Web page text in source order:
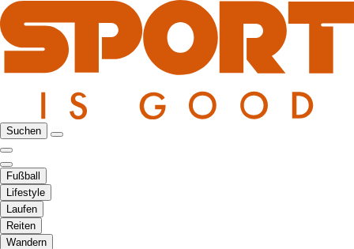
Suchen
Fußball
Lifestyle
Laufen
Reiten
Wandern